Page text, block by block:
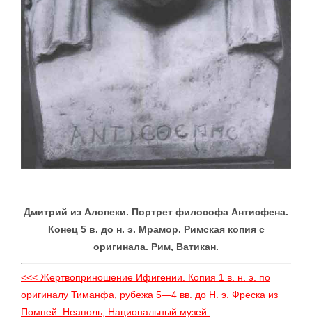
Дмитрий из Алопеки. Портрет философа Антисфена.
Конец 5 в. до н. э. Мрамор. Римская копия с
оригинала. Рим, Ватикан.
<<< Жертвоприношение Ифигении. Копия 1 в. н. э. по
оригиналу Тиманфа, рубежа 5—4 вв. до Н. э. Фреска из
Помпей. Неаполь, Национальный музей.